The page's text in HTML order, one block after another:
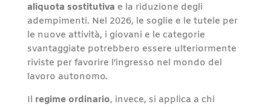
aliquota sostitutiva e la riduzione degli
adempimenti. Nel 2026, le soglie e le tutele per
le nuove attività, i giovani e le categorie
svantaggiate potrebbero essere ulteriormente
riviste per favorire l’ingresso nel mondo del
lavoro autonomo.
Il regime ordinario, invece, si applica a chi